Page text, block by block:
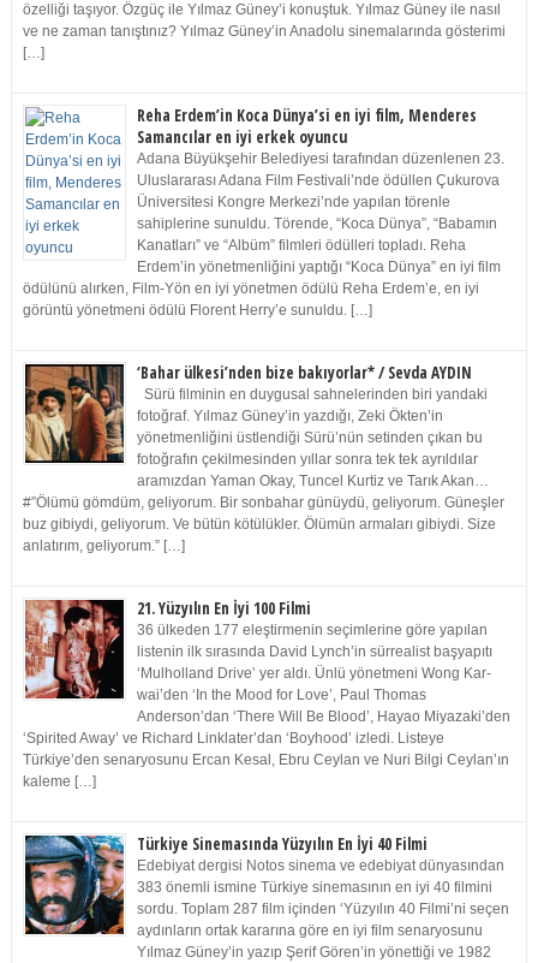
özelliği taşıyor. Özgüç ile Yılmaz Güney’i konuştuk. Yılmaz Güney ile nasıl
ve ne zaman tanıştınız? Yılmaz Güney’in Anadolu sinemalarında gösterimi
[…]
Reha Erdem’in Koca Dünya’si en iyi film, Menderes
Samancılar en iyi erkek oyuncu
Adana Büyükşehir Belediyesi tarafından düzenlenen 23.
Uluslararası Adana Film Festivali’nde ödüllen Çukurova
Üniversitesi Kongre Merkezi’nde yapılan törenle
sahiplerine sunuldu. Törende, “Koca Dünya”, “Babamın
Kanatları” ve “Albüm” filmleri ödülleri topladı. Reha
Erdem’in yönetmenliğini yaptığı “Koca Dünya” en iyi film
ödülünü alırken, Film-Yön en iyi yönetmen ödülü Reha Erdem’e, en iyi
görüntü yönetmeni ödülü Florent Herry’e sunuldu. […]
‘Bahar ülkesi’nden bize bakıyorlar* / Sevda AYDIN
Sürü filminin en duygusal sahnelerinden biri yandaki
fotoğraf. Yılmaz Güney’in yazdığı, Zeki Ökten’in
yönetmenliğini üstlendiği Sürü’nün setinden çıkan bu
fotoğrafın çekilmesinden yıllar sonra tek tek ayrıldılar
aramızdan Yaman Okay, Tuncel Kurtiz ve Tarık Akan…
#”Ölümü gömdüm, geliyorum. Bir sonbahar günüydü, geliyorum. Güneşler
buz gibiydi, geliyorum. Ve bütün kötülükler. Ölümün armaları gibiydi. Size
anlatırım, geliyorum.” […]
21. Yüzyılın En İyi 100 Filmi
36 ülkeden 177 eleştirmenin seçimlerine göre yapılan
listenin ilk sırasında David Lynch’in sürrealist başyapıtı
‘Mulholland Drive’ yer aldı. Ünlü yönetmeni Wong Kar-
wai’den ‘In the Mood for Love’, Paul Thomas
Anderson’dan ‘There Will Be Blood’, Hayao Miyazaki’den
‘Spirited Away’ ve Richard Linklater’dan ‘Boyhood’ izledi. Listeye
Türkiye’den senaryosunu Ercan Kesal, Ebru Ceylan ve Nuri Bilgi Ceylan’ın
kaleme […]
Türkiye Sinemasında Yüzyılın En İyi 40 Filmi
Edebiyat dergisi Notos sinema ve edebiyat dünyasından
383 önemli ismine Türkiye sinemasının en iyi 40 filmini
sordu. Toplam 287 film içinden ‘Yüzyılın 40 Filmi’ni seçen
aydınların ortak kararına göre en iyi film senaryosunu
Yılmaz Güney’in yazıp Şerif Gören’in yönettiği ve 1982